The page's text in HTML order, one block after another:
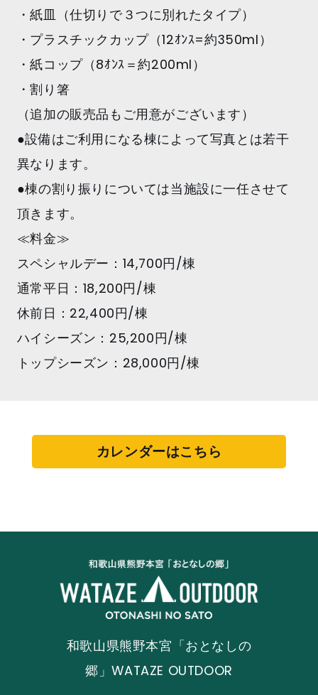
・紙皿（仕切りで３つに別れたタイプ）
・プラスチックカップ（12ｵﾝｽ=約350ml）
・紙コップ（8ｵﾝｽ＝約200ml）
・割り箸
（追加の販売品もご用意がございます）
●設備はご利用になる棟によって写真とは若干
異なります。
●棟の割り振りについては当施設に一任させて
頂きます。
≪料金≫
スペシャルデー：14,700円/棟
通常平日：18,200円/棟
休前日：22,400円/棟
ハイシーズン：25,200円/棟
トップシーズン：28,000円/棟
カレンダーはこちら
和歌山県熊野本宮「おとなしの
郷」WATAZE OUTDOOR